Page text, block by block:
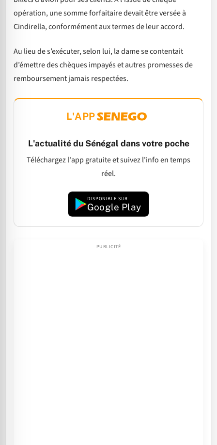
opération, une somme forfaitaire devait être versée à
Cindirella, conformément aux termes de leur accord.
Au lieu de s’exécuter, selon lui, la dame se contentait
d’émettre des chèques impayés et autres promesses de
remboursement jamais respectées.
L'APP
L'actualité du Sénégal dans votre poche
Téléchargez l'app gratuite et suivez l'info en temps
réel.
DISPONIBLE SUR
Google Play